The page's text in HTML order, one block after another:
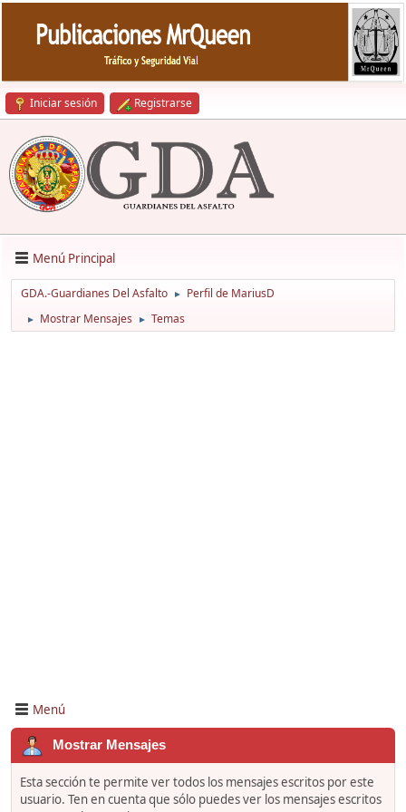
Iniciar sesión Registrarse
Menú Principal
GDA.-Guardianes Del Asfalto ► Perfil de MariusD
► Mostrar Mensajes ► Temas
Menú
Mostrar Mensajes
Esta sección te permite ver todos los mensajes escritos por este
usuario. Ten en cuenta que sólo puedes ver los mensajes escritos